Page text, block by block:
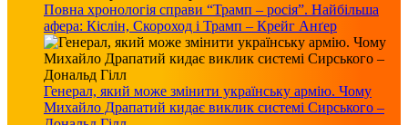
Повна хронологія справи “Трамп – росія”. Найбільша
афера: Кіслін, Скороход і Трамп – Крейг Анґер
Генерал, який може змінити українську армію. Чому
Михайло Драпатий кидає виклик системі Сирського –